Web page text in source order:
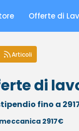
Offerte di
Articoli
di
fino a
2917€